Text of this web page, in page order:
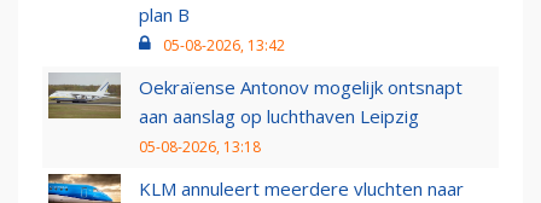
plan B
05-08-2026, 13:42
Oekraïense Antonov mogelijk ontsnapt
aan aanslag op luchthaven Leipzig
05-08-2026, 13:18
KLM annuleert meerdere vluchten naar